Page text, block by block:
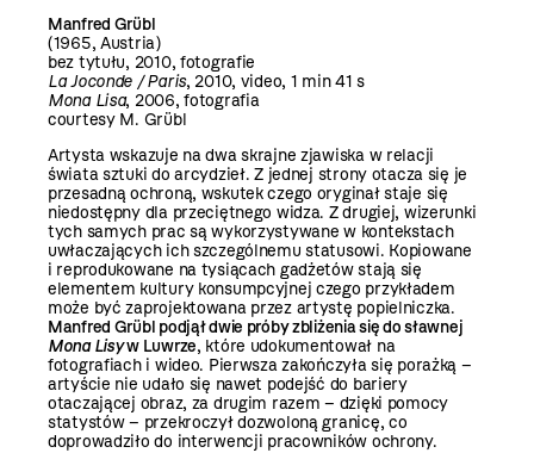
Manfred Grübl
(1965, Austria)
bez tytułu, 2010, fotografie
La Joconde / Paris, 2010, video, 1 min 41 s
Mona Lisa, 2006, fotografia
courtesy M. Grübl
Artysta wskazuje na dwa skrajne zjawiska w relacji
świata sztuki do arcydzieł. Z jednej strony otacza się je
przesadną ochroną, wskutek czego oryginał staje się
niedostępny dla przeciętnego widza. Z drugiej, wizerunki
tych samych prac są wykorzystywane w kontekstach
uwłaczających ich szczególnemu statusowi. Kopiowane
i reprodukowane na tysiącach gadżetów stają się
elementem kultury konsumpcyjnej czego przykładem
może być zaprojektowana przez artystę popielniczka.
Manfred Grübl podjął dwie próby zbliżenia się do sławnej
Mona Lisyw Luwrze, które udokumentował na
fotografiach i wideo. Pierwsza zakończyła się porażką –
artyście nie udało się nawet podejść do bariery
otaczającej obraz, za drugim razem – dzięki pomocy
statystów – przekroczył dozwoloną granicę, co
doprowadziło do interwencji pracowników ochrony.